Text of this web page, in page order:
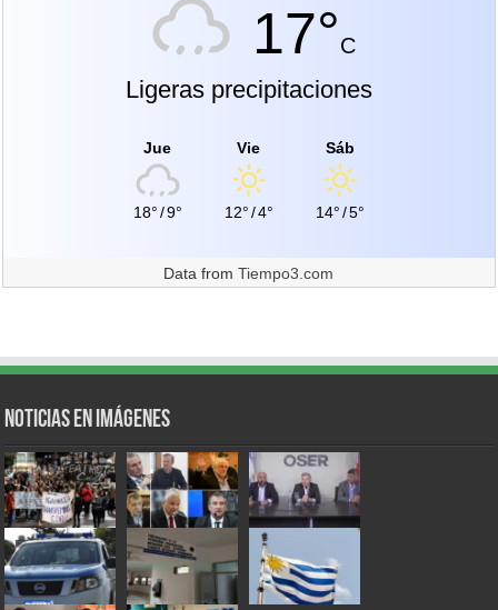
17°C
Ligeras precipitaciones
Jue
18°/9°
Vie
12°/4°
Sáb
14°/5°
Data fromTiempo3.com
Noticias en Imágenes